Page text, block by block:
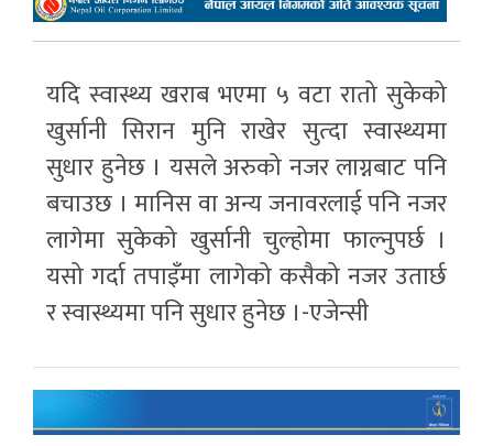
यदि स्वास्थ्य खराब भएमा ५ वटा रातो सुकेको
खुर्सानी सिरान मुनि राखेर सुत्दा स्वास्थ्यमा
सुधार हुनेछ । यसले अरुको नजर लाग्नबाट पनि
बचाउछ । मानिस वा अन्य जनावरलाई पनि नजर
लागेमा सुकेको खुर्सानी चुल्होमा फाल्नुपर्छ ।
यसो गर्दा तपाइँमा लागेको कसैको नजर उतार्छ
र स्वास्थ्यमा पनि सुधार हुनेछ ।-एजेन्सी